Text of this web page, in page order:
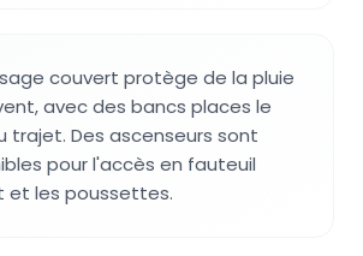
couvert protège de la pluie
avec des bancs places le
trajet. Des ascenseurs sont
pour l'accès en fauteuil
et les poussettes.